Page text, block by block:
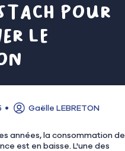
pour
le
Gaëlle LEBRETON
années, la consommation de
est en baisse. L'une des